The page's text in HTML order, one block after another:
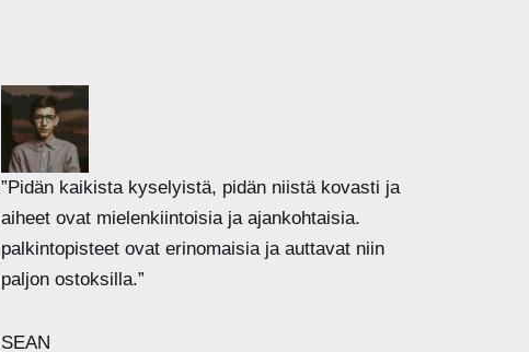
”Pidän kaikista kyselyistä, pidän niistä kovasti ja
aiheet ovat mielenkiintoisia ja ajankohtaisia.
palkintopisteet ovat erinomaisia ja auttavat niin
paljon ostoksilla.”
SEAN